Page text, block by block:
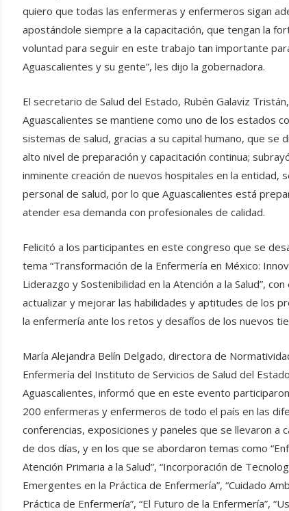
quiero que todas las enfermeras y enfermeros sigan
apostándole siempre a la capacitación, que tengan la
voluntad para seguir en este trabajo tan importante
Aguascalientes y su gente”, les dijo la gobernadora.
El secretario de Salud del Estado, Rubén Galaviz
Aguascalientes se mantiene como uno de los estados
sistemas de salud, gracias a su capital humano, que se
alto nivel de preparación y capacitación continua;
inminente creación de nuevos hospitales en la entidad,
personal de salud, por lo que Aguascalientes está
atender esa demanda con profesionales de calidad.
Felicitó a los participantes en este congreso que se
tema “Transformación de la Enfermería en México:
Liderazgo y Sostenibilidad en la Atención a la Salud”,
actualizar y mejorar las habilidades y aptitudes de los
la enfermería ante los retos y desafíos de los nuevos
María Alejandra Belín Delgado, directora de
Enfermería del Instituto de Servicios de Salud del
Aguascalientes, informó que en este evento
200 enfermeras y enfermeros de todo el país en las
conferencias, exposiciones y paneles que se llevaron a
de dos días, y en los que se abordaron temas como
Atención Primaria a la Salud”, “Incorporación de
Emergentes en la Práctica de Enfermería”, “Cuidado
Práctica de Enfermería”, “El Futuro de la Enfermería”,